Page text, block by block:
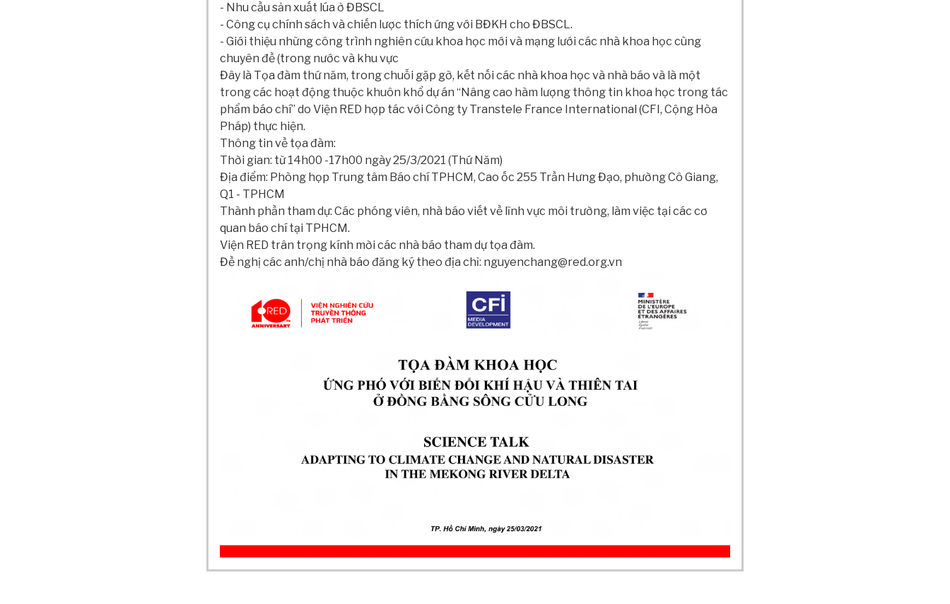
- Nhu cầu sản xuất lúa ở ĐBSCL
- Công cụ chính sách và chiến lược thích ứng với BĐKH cho ĐBSCL.
- Giới thiệu những công trình nghiên cứu khoa học mới và mạng lưới các nhà khoa học cùng
chuyên đề (trong nước và khu vực
Đây là Tọa đàm thứ năm, trong chuỗi gặp gỡ, kết nối các nhà khoa học và nhà báo và là một
trong các hoạt động thuộc khuôn khổ dự án “Nâng cao hàm lượng thông tin khoa học trong tác
phẩm báo chí” do Viện RED hợp tác với Công ty Transtele France International (CFI, Cộng Hòa
Pháp) thực hiện.
Thông tin về tọa đàm:
Thời gian: từ 14h00 -17h00 ngày 25/3/2021 (Thứ Năm)
Địa điểm: Phòng họp Trung tâm Báo chí TPHCM, Cao ốc 255 Trần Hưng Đạo, phường Cô Giang,
Q1 - TPHCM
Thành phần tham dự: Các phóng viên, nhà báo viết về lĩnh vực môi trường, làm việc tại các cơ
quan báo chí tại TPHCM.
Viện RED trân trọng kính mời các nhà báo tham dự tọa đàm.
Đề nghị các anh/chị nhà báo đăng ký theo địa chỉ: nguyenchang@red.org.vn